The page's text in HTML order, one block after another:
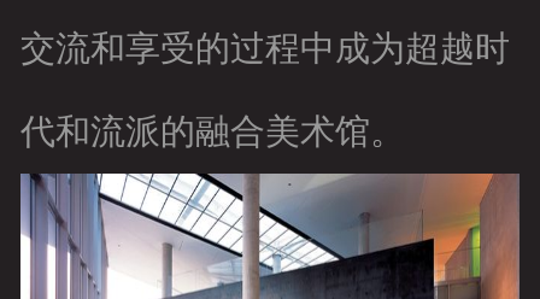
交流和享受的过程中成为超越时
代和流派的融合美术馆。